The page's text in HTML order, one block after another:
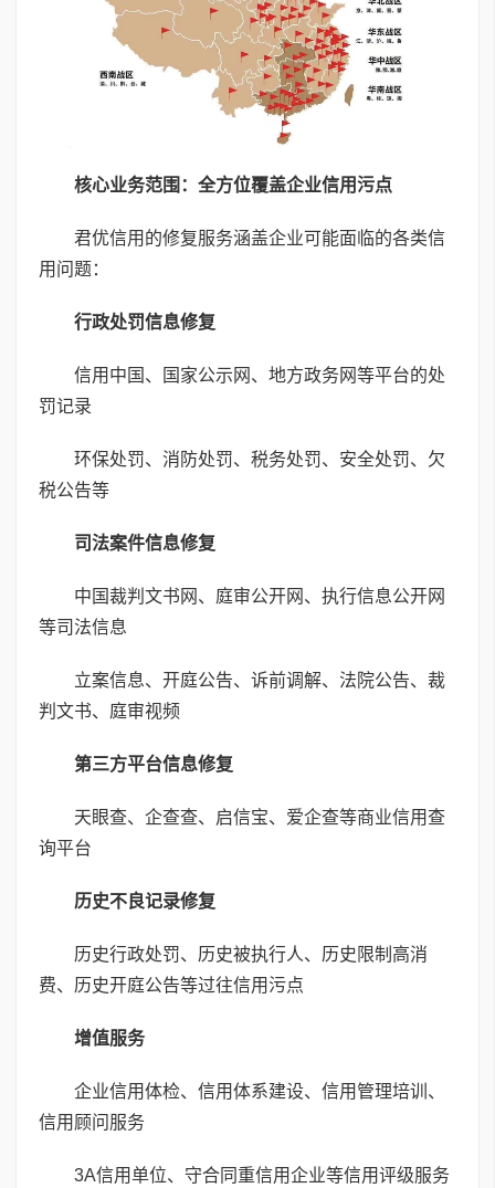
核心业务范围：全方位覆盖企业信用污点
君优信用的修复服务涵盖企业可能面临的各类信
用问题：
行政处罚信息修复
信用中国、国家公示网、地方政务网等平台的处
罚记录
环保处罚、消防处罚、税务处罚、安全处罚、欠
税公告等
司法案件信息修复
中国裁判文书网、庭审公开网、执行信息公开网
等司法信息
立案信息、开庭公告、诉前调解、法院公告、裁
判文书、庭审视频
第三方平台信息修复
天眼查、企查查、启信宝、爱企查等商业信用查
询平台
历史不良记录修复
历史行政处罚、历史被执行人、历史限制高消
费、历史开庭公告等过往信用污点
增值服务
企业信用体检、信用体系建设、信用管理培训、
信用顾问服务
3A信用单位、守合同重信用企业等信用评级服务